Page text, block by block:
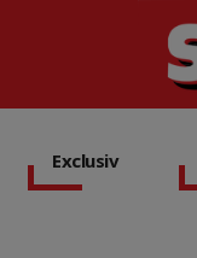
Exclusiv